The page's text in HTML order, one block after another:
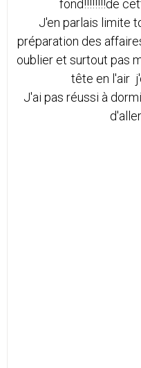
fond!!!!!!!!de
J'en parlais limite
préparation des
oublier et surtout pas
tête en l'air
J'ai pas réussi à